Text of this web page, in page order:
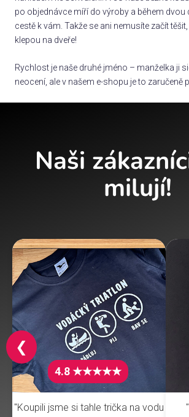
po objednávce míří do výroby a během dvou
cestě k vám. Takže se ani nemusíte začít
klepou na dveře!
Rychlost je naše druhé jméno – manželka ji
neocení, ale v našem e-shopu je to zaručeně
Naši
milují!
4.8 ★★★★★
"Koupili jsme si tahle trička na vodu
❮